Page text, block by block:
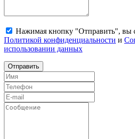
Нажимая кнопку "Отправить", вы
Политикой конфиденциальности и
использовании данных
Отправить